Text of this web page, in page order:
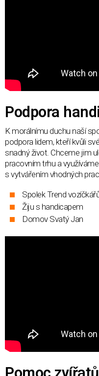
Podpora
K morálnímu duchu naší
podpora lidem, kteří kvůli
snadný život. Chceme jim
pracovním trhu a
s vytvářením vhodných
Spolek Trend
Žiju s handicapem
Domov Svatý Jan
Pomoc